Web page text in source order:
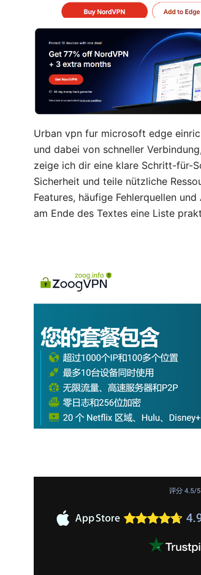
Urban vpn fur microsoft edge
und dabei von schneller
zeige ich dir eine klare Schritt-für-
Sicherheit und teile nützliche
Features, häufige Fehlerquellen
am Ende des Textes eine Liste